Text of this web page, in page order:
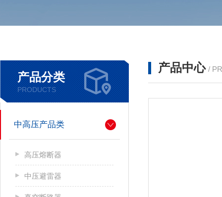
产品分类
PRODUCTS
中高压产品类
高压熔断器
中压避雷器
产品中心 /